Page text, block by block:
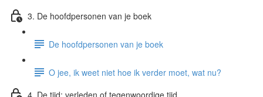
3. De hoofdpersonen van je boek
De hoofdpersonen van je boek
O jee, ik weet niet hoe ik verder moet, wat nu?
4. De tijd: verleden of tegenwoordige tijd